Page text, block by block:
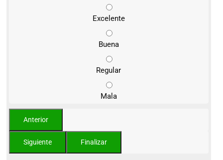
Excelente
Buena
Regular
Mala